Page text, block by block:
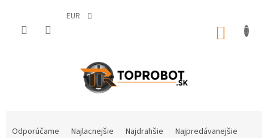
EUR
Odporúčame Najlacnejšie Najdrahšie
Najpredávanejšie